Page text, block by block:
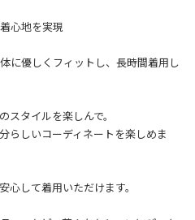
心地を実現
に優しくフィットし、長時間着用し
スタイルを楽しんで。
らしいコーディネートを楽しめま
心して着用いただけます。